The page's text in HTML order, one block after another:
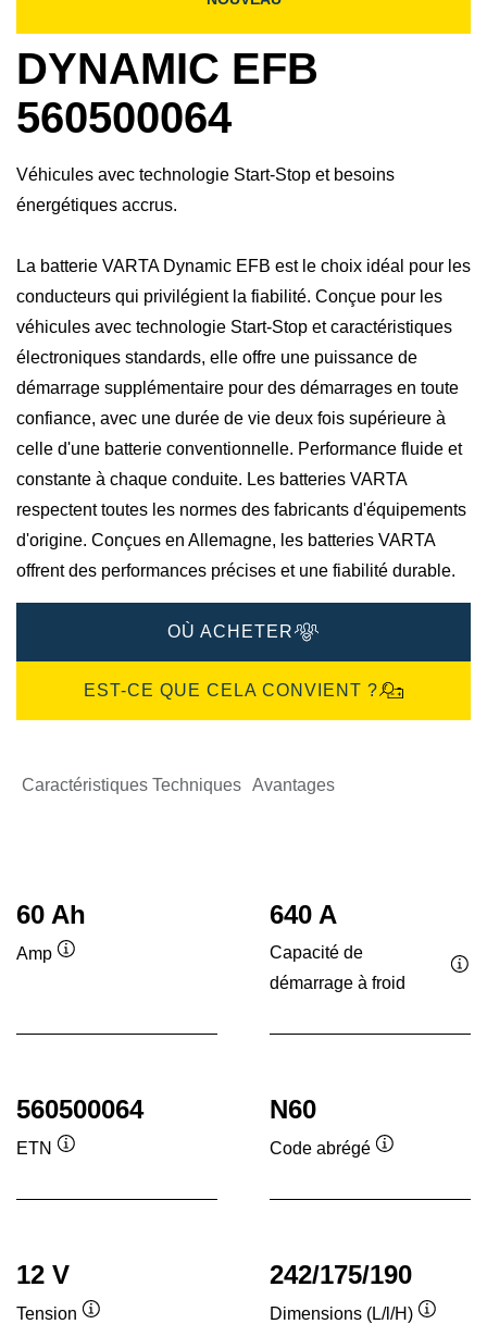
DYNAMIC EFB
560500064
Véhicules avec technologie Start-Stop et besoins
énergétiques accrus.
La batterie VARTA Dynamic EFB est le choix idéal pour les
conducteurs qui privilégient la fiabilité. Conçue pour les
véhicules avec technologie Start-Stop et caractéristiques
électroniques standards, elle offre une puissance de
démarrage supplémentaire pour des démarrages en toute
confiance, avec une durée de vie deux fois supérieure à
celle d'une batterie conventionnelle. Performance fluide et
constante à chaque conduite. Les batteries VARTA
respectent toutes les normes des fabricants d'équipements
d'origine. Conçues en Allemagne, les batteries VARTA
offrent des performances précises et une fiabilité durable.
OÙ ACHETER
EST-CE QUE CELA CONVIENT ?
Caractéristiques Techniques Avantages
60 Ah
Amp
640 A
Capacité de
démarrage à froid
560500064
ETN
N60
Code abrégé
12 V
Tension
242/175/190
Dimensions (L/l/H)